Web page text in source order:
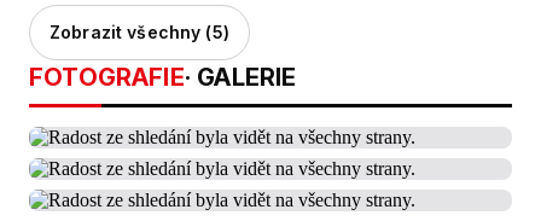
Zobrazit všechny (5)
FOTOGRAFIE· GALERIE